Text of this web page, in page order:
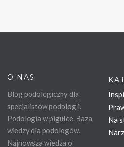
O NAS
Blog podologiczny dla
specjalistów podologii.
Podologia w pigułce. Baza
wiedzy dla podologów.
Najnowsza wiedza o
Na